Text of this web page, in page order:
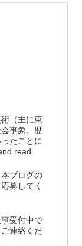
（主に東
事象、歴
たことに
read
ブログの
募してく
受付中で
連絡くだ